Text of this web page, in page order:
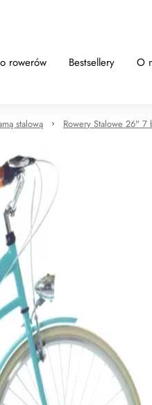
rowerów Bestsellery O
stalową Rowery Stalowe 26" 7